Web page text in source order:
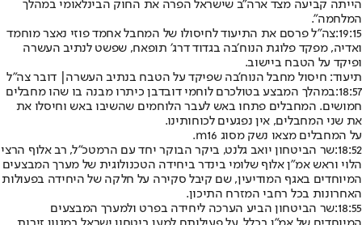
הייתה קביעה מצד ארה"ב שישראל הפרה את החוק הבינלאומי במהלך
המלחמה".
19:15: צה"ל פרסם את התיעוד לחיסולו של המחבל אחמד פוזי נאצר מוחמד
ואדיה, מפקד פלוגת הנוח׳בה בגדוד דרג׳ תופאח, שפשט לנתיב העשרה
ופיקד על הטבח ביישוב.
תיעוד: חיסול מחבל הנוח'בה שפיקד על הטבח בנתיב העשרה| דובר צה"ל
18:57: במהלך המבצע בטולכרם לוחמי דובדבן כיתרו מבנה בו שהו מחבלים
חמושים. המחבלים פתחו באש לעבר הלוחמים שהשיבו באש וחיסלו את
את שני המחבלים, אין נפגעים לכוחותינו.
על המחבלים מצאו נשק מסוג m16.
18:52: שר הביטחון יואב גלנט, ביקר הבוקר יחד עם הרמטכ״ל, רב אלוף הרצי
הלוי וראש אמ״ן אלוף שלומי בינדר ביחידה הטכנולוגית של מערך המבצעים
המיוחדים באגף המודיעין, שם קיבל סקירה על חלקה של היחידה בפעולות
האחרונות בכל רחבי המזרח התיכון.
18:55: שר הביטחון הביע הערכה ליחידה בפרט ולמערך המבצעים